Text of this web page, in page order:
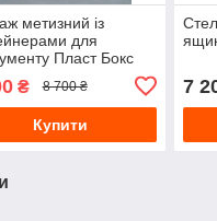
метизний із
для
Пласт Бокс
₴ 8 700 ₴
Купити
7